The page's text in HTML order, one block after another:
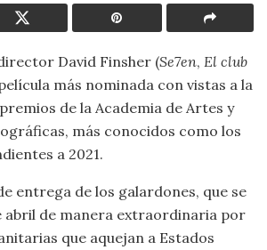
David Finsher (Se7en, El club
más nominada con vistas a la
de la Academia de Artes y
más conocidos como los
a 2021.
entrega de los galardones, que se
abril de manera extraordinaria por
que aquejan a Estados